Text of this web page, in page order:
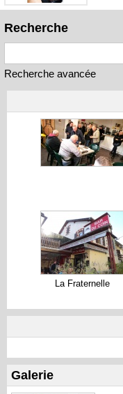
Recherche
Recherche avancée
La Fraternelle
Galerie